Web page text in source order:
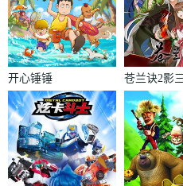
开心锤锤
苍兰诀2影
界篇